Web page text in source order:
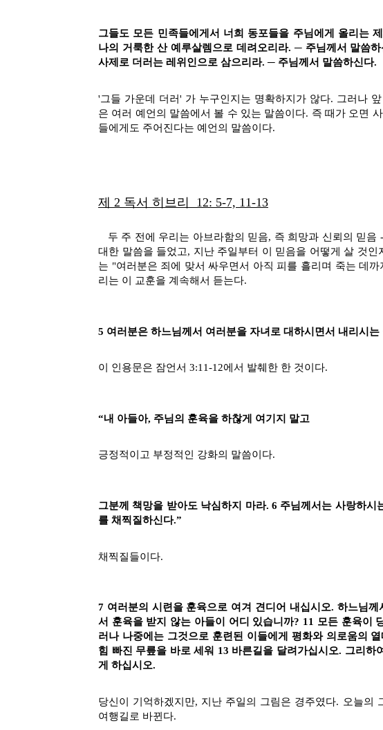
그들도 모든 민족들에게서 너희 동포들을 주님에게 올리는
나의 거룩한 산 예루살렘으로 데려오리라. ─ 주님께서 말씀
사제로 더러는 레위인으로 삼으리라. ─ 주님께서 말씀하신다.
'그들 가운데 더러' 가 누구인지는 명확하지가 않다. 그러나
은 여러 예언의 말씀에서 볼 수 있는 말씀이다. 즉 때가 오면
들에게도 주어진다는 예언의 말씀이다.
제 2 독서 히브리 12: 5-7, 11-13
두 주 전에 우리는 아브라함의 믿음, 즉 희망과 신뢰의 믿음
대한 말씀을 들었고, 지난 주일부터 이 믿음을 어떻게 살 것
는 "여러분은 죄에 맞서 싸우면서 아직 피를 흘리며 죽는 데
리는 이 교훈을 계속해서 듣는다.
5 여러분은 하느님께서 여러분을 자녀로 대하시면서 내리시
이 인용문은 잠언서 3:11-12에서 발췌한 한 것이다.
“내 아들아, 주님의 훈육을 하찮게 여기지 말고
긍정적이고 부정적인 강화의 말씀이다.
그분께 책망을 받아도 낙심하지 마라. 6 주님께서는 사랑하시
를 채찍질하신다.”
채찍질들이다.
7 여러분의 시련을 훈육으로 여겨 견디어 내십시오. 하느님께
서 훈육을 받지 않는 아들이 어디 있습니까? 11 모든 훈육이
러나 나중에는 그것으로 훈련된 이들에게 평화와 의로움의
힘 빠진 무릎을 바로 세워 13 바른길을 달려가십시오. 그리
게 하십시오.
당신이 기억하겠지만, 지난 주일의 그림은 경주였다. 오늘의
여행길로 바뀐다.